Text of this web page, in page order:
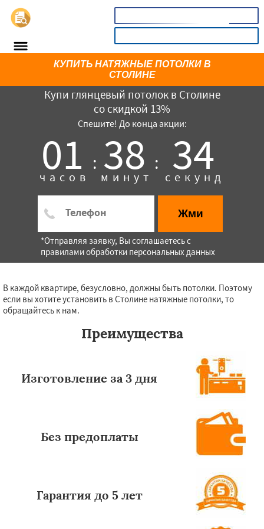
Купи глянцевый потолок в Столине
со скидкой 13%
Спешите! До конца акции:
01 :
часов 38 :
минут 34
секунд
Жми
*Отправляя заявку, Вы соглашаетесь с
правилами обработки персональных данных
КУПИТЬ НАТЯЖНЫЕ ПОТОЛКИ В
СТОЛИНЕ
В каждой квартире, безусловно, должны быть потолки. Поэтому
если вы хотите установить в Столине натяжные потолки, то
обращайтесь к нам.
Преимущества
Изготовление за 3 дня
Без предоплаты
Гарантия до 5 лет
×
Даю согласие на обработку персональных данных